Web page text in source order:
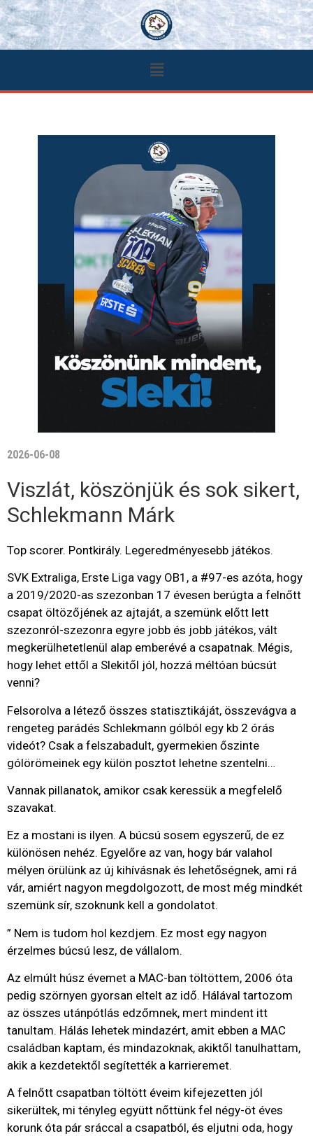
2026-06-08
Viszlát, köszönjük és sok sikert,
Schlekmann Márk
Top scorer. Pontkirály. Legeredményesebb játékos.
SVK Extraliga, Erste Liga vagy OB1, a #97-es azóta, hogy
a 2019/2020-as szezonban 17 évesen berúgta a felnőtt
csapat öltözőjének az ajtaját, a szemünk előtt lett
szezonról-szezonra egyre jobb és jobb játékos, vált
megkerülhetetlenül alap emberévé a csapatnak. Mégis,
hogy lehet ettől a Slekitől jól, hozzá méltóan búcsút
venni?
Felsorolva a létező összes statisztikáját, összevágva a
rengeteg parádés Schlekmann gólból egy kb 2 órás
videót? Csak a felszabadult, gyermekien őszinte
gólörömeinek egy külön posztot lehetne szentelni…
Vannak pillanatok, amikor csak keressük a megfelelő
szavakat.
Ez a mostani is ilyen. A búcsú sosem egyszerű, de ez
különösen nehéz. Egyelőre az van, hogy bár valahol
mélyen örülünk az új kihívásnak és lehetőségnek, ami rá
vár, amiért nagyon megdolgozott, de most még mindkét
szemünk sír, szoknunk kell a gondolatot.
” Nem is tudom hol kezdjem. Ez most egy nagyon
érzelmes búcsú lesz, de vállalom.
Az elmúlt húsz évemet a MAC-ban töltöttem, 2006 óta
pedig szörnyen gyorsan eltelt az idő. Hálával tartozom
az összes utánpótlás edzőmnek, mert mindent itt
tanultam. Hálás lehetek mindazért, amit ebben a MAC
családban kaptam, és mindazoknak, akiktől tanulhattam,
akik a kezdetektől segítették a karrieremet.
A felnőtt csapatban töltött éveim kifejezetten jól
sikerültek, mi tényleg együtt nőttünk fel négy-öt éves
korunk óta pár sráccal a csapatból, és eljutni oda, hogy